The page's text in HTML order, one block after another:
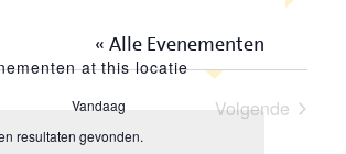
« Alle Evenementen
at this locatie
resultaten gevonden.
Vandaag
Volgende